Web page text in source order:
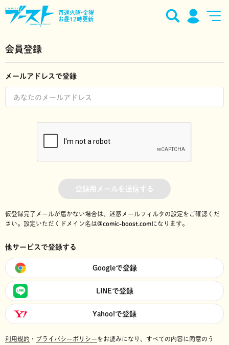
毎週火曜•金曜
お昼12時更新
会員登録
メールアドレスで登録
登録用メールを送信する
仮登録完了メールが届かない場合は、迷惑メールフィルタの設定をご確認くだ
さい。 設定いただくドメイン名は@comic-boost.comになります。
他サービスで登録する
Googleで登録
LINEで登録
Yahoo!で登録
利用規約 ・ プライバシーポリシーをお読みになり、 すべての内容に同意のう